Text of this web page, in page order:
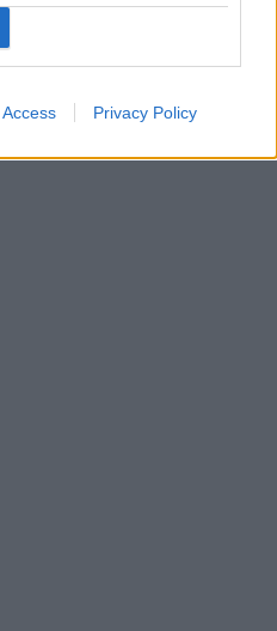
Privacy Policy